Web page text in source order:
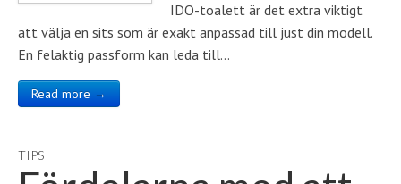
IDO-toalett är det extra viktigt
att välja en sits som är exakt anpassad till just din modell.
En felaktig passform kan leda till…
Read more →
TIPS